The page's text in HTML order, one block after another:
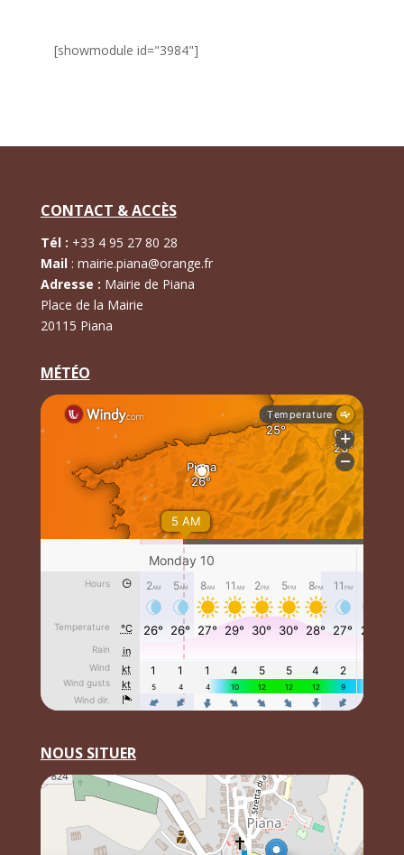
[showmodule id="3984"]
CONTACT & ACCÈS
Tél : +33 4 95 27 80 28
Mail: mairie.piana@orange.fr
Adresse : Mairie de Piana
Place de la Mairie
20115 Piana
MÉTÉO
NOUS SITUER